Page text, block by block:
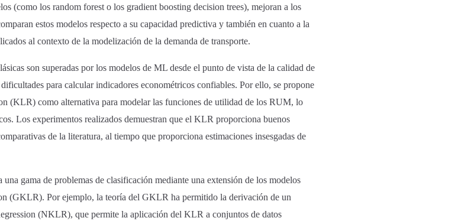
(como los random forest o los gradient boosting decision trees), mejoran a los
estos modelos respecto a su capacidad predictiva y también en cuanto a la
al contexto de la modelización de la demanda de transporte.
son superadas por los modelos de ML desde el punto de vista de la calidad de
para calcular indicadores econométricos confiables. Por ello, se propone
(KLR) como alternativa para modelar las funciones de utilidad de los RUM, lo
Los experimentos realizados demuestran que el KLR proporciona buenos
de la literatura, al tiempo que proporciona estimaciones insesgadas de
gama de problemas de clasificación mediante una extensión de los modelos
(GKLR). Por ejemplo, la teoría del GKLR ha permitido la derivación de un
(NKLR), que permite la aplicación del KLR a conjuntos de datos